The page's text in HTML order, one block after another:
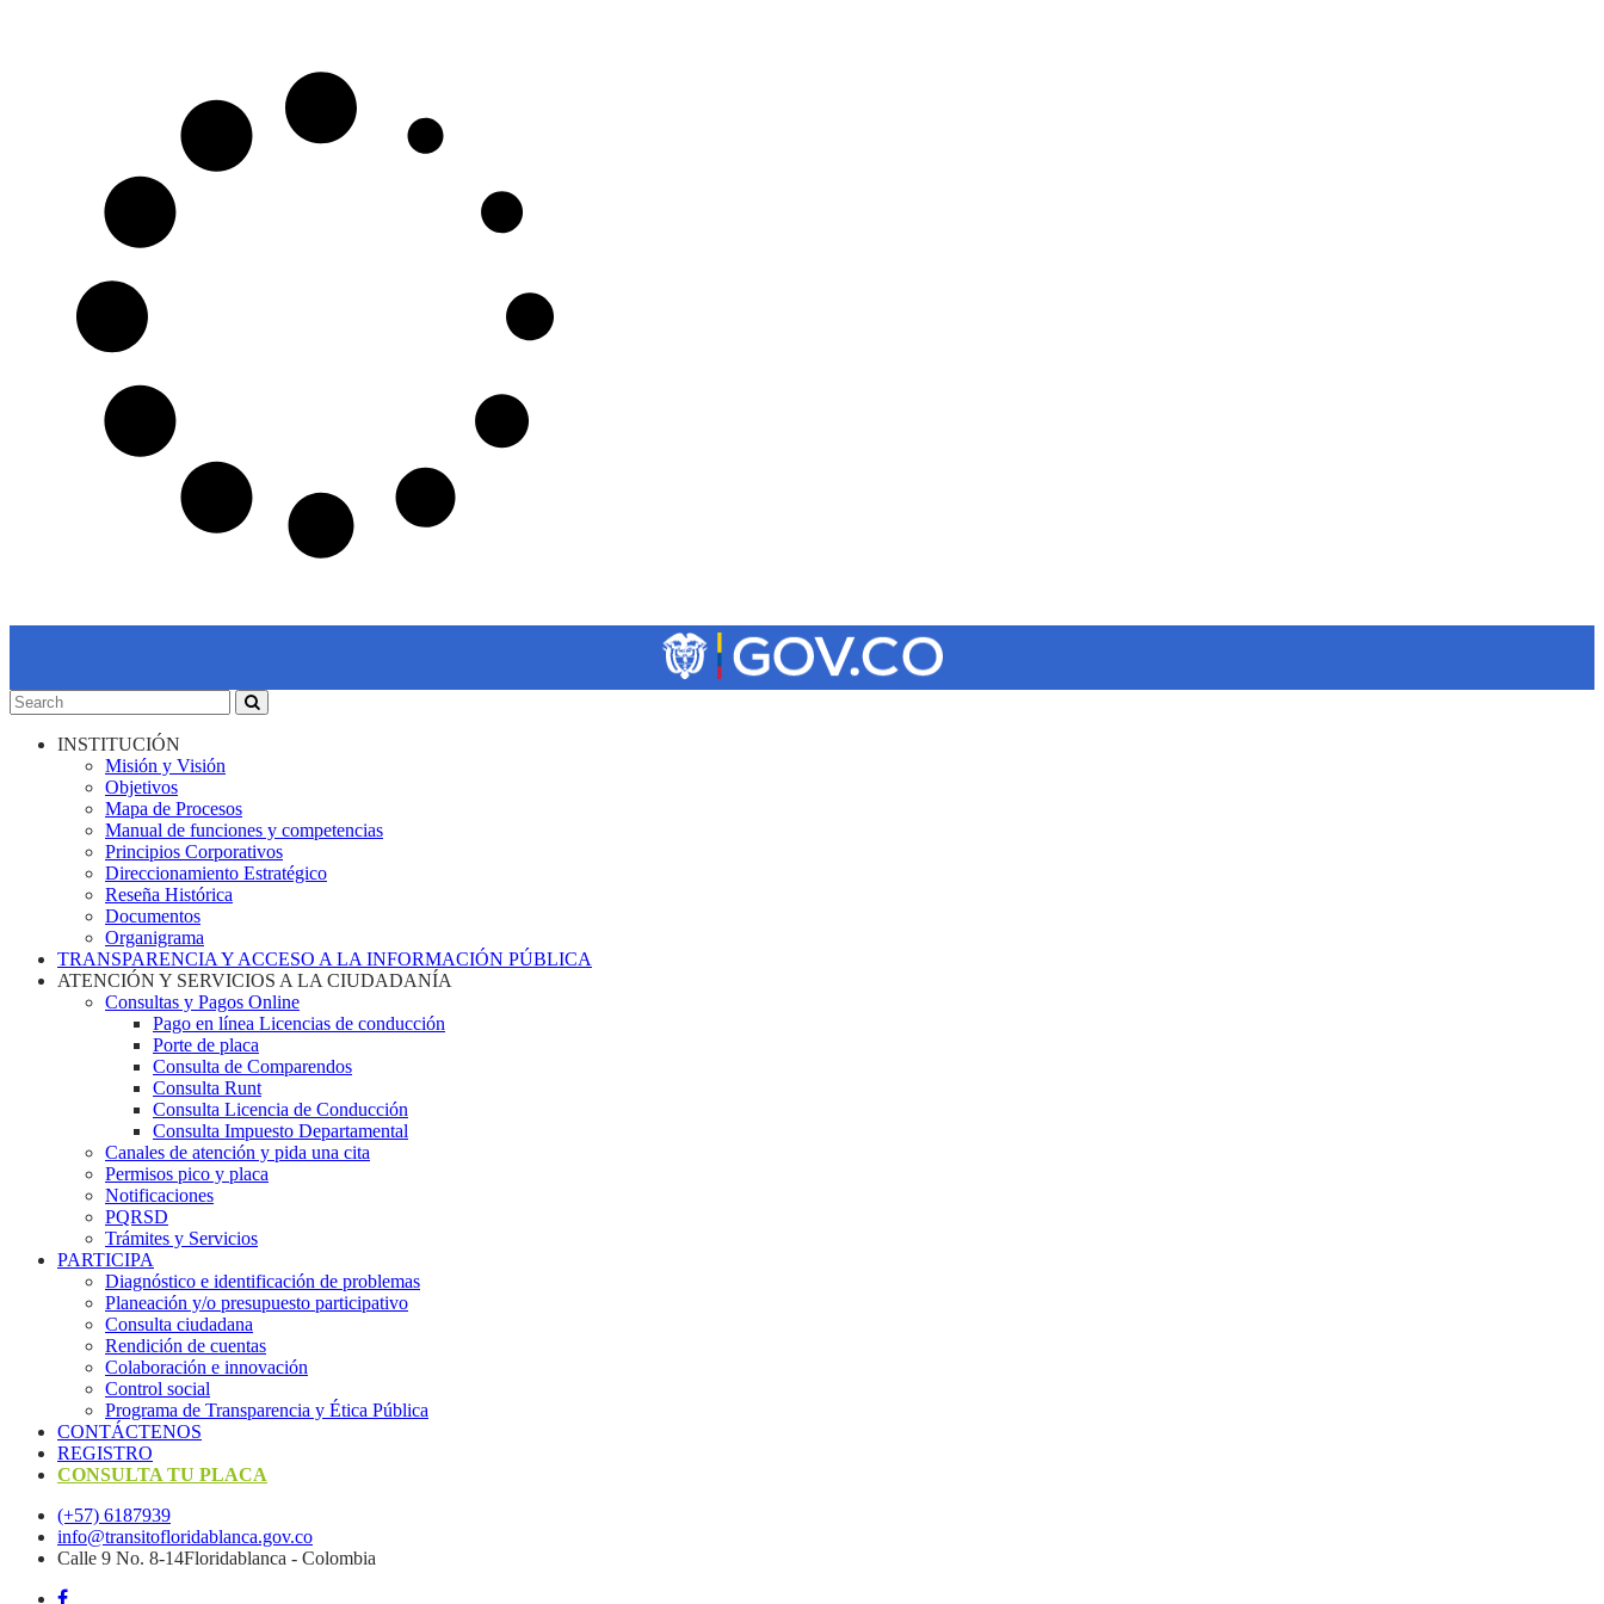
INSTITUCIÓN
Misión y Visión
Objetivos
Mapa de Procesos
Manual de funciones y competencias
Principios Corporativos
Direccionamiento Estratégico
Reseña Histórica
Documentos
Organigrama
TRANSPARENCIA Y ACCESO A LA INFORMACIÓN PÚBLICA
ATENCIÓN Y SERVICIOS A LA CIUDADANÍA
Consultas y Pagos Online
Pago en línea Licencias de conducción
Porte de placa
Consulta de Comparendos
Consulta Runt
Consulta Licencia de Conducción
Consulta Impuesto Departamental
Canales de atención y pida una cita
Permisos pico y placa
Notificaciones
PQRSD
Trámites y Servicios
PARTICIPA
Diagnóstico e identificación de problemas
Planeación y/o presupuesto participativo​
Consulta ciudadana
Rendición de cuentas
Colaboración e innovación
Control social
Programa de Transparencia y Ética Pública
CONTÁCTENOS
REGISTRO
CONSULTA TU PLACA
(+57) 6187939
info@transitofloridablanca.gov.co
Calle 9 No. 8-14Floridablanca - Colombia